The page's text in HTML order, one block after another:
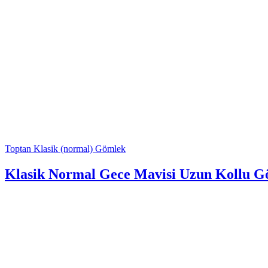
Toptan Klasik (normal) Gömlek
Klasik Normal Gece Mavisi Uzun Kollu